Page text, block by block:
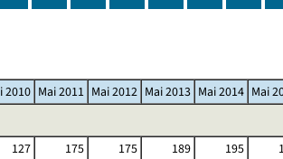
2010 Mai 2011 Mai 2012 Mai 2013 Mai 2014 Mai
127 175 175 189 195